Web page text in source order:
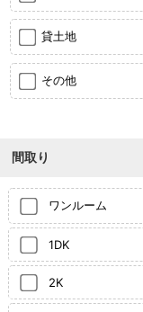
貸土地
その他
間取り
ワンルーム
1DK
2K